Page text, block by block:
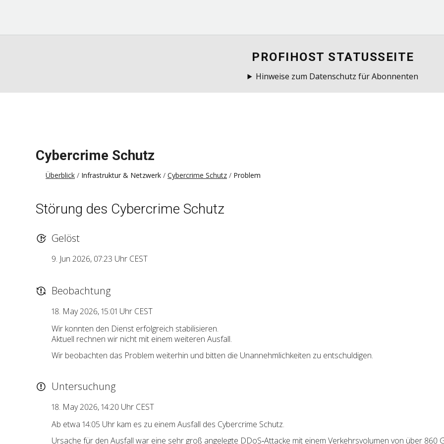
PROFIHOST STATUSSEITE
Hinweise zum Datenschutz für Abonnenten
Cybercrime Schutz
Überblick Infrastruktur & Netzwerk Cybercrime Schutz Problem
Störung des Cybercrime Schutz
Gelöst
9. Jun 2026, 07:23 Uhr CEST
Beobachtung
18. May 2026, 15:01 Uhr CEST
Wir konnten den Dienst erfolgreich stabilisieren.
Aktuell rechnen wir nicht mit einem weiteren Ausfall.
Wir beobachten das Problem weiterhin und bitten die Unannehmlichkeiten zu entschuldigen.
Untersuchung
18. May 2026, 14:20 Uhr CEST
Ab etwa 14:05 Uhr kam es zu einem Ausfall des Cybercrime Schutz.
Ursache für den Ausfall war eine sehr groß angelegte DDoS‑Attacke mit einem Verkehrsvolumen von über 860